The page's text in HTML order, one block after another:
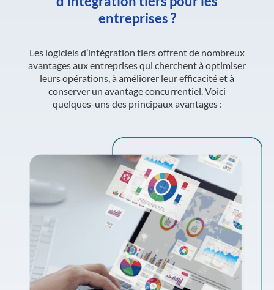
entreprises ?
Les logiciels d’intégration tiers offrent de nombreux
avantages aux entreprises qui cherchent à optimiser
leurs opérations, à améliorer leur efficacité et à
conserver un avantage concurrentiel. Voici
quelques-uns des principaux avantages :